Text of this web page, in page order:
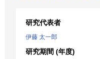
研究代表者
伊藤 太一郎
研究期間 (年度)